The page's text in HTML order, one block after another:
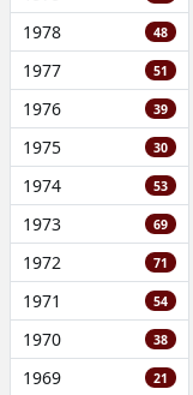
1978 48
1977 51
1976 39
1975 30
1974 53
1973 69
1972 71
1971 54
1970 38
1969 21